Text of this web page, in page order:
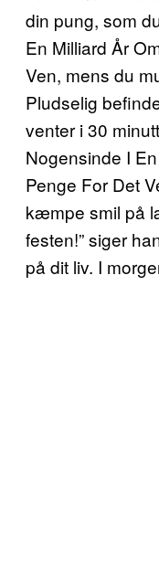
din pung, som
En Milliard År
Ven, mens du
Pludselig
venter i 30
Nogensinde I
Penge For Det
kæmpe smil på
festen!” siger
på dit liv. I